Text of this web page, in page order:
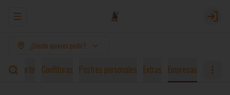
Abrir menu de navegación Login
¿Dónde quieres pedir?
compartir Confituras Postres personales Extras Empresas